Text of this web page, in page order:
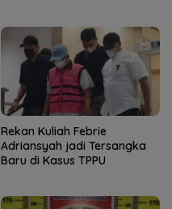
Rekan Kuliah Febrie
Adriansyah jadi Tersangka
Baru di Kasus TPPU